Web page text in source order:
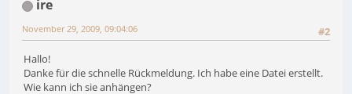
ire
#2
November 29, 2009, 09:04:06
Hallo!
Danke für die schnelle Rückmeldung. Ich habe eine Datei erstellt.
Wie kann ich sie anhängen?